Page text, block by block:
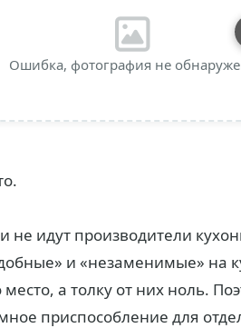
Ошибка, фотография не
не идут производители
и «незаменимые» на
а толку от них ноль.
приспособление для